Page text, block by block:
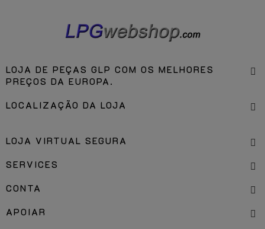
LOJA DE PEÇAS GLP COM OS MELHORES
PREÇOS DA EUROPA.
LOCALIZAÇÃO DA LOJA
LOJA VIRTUAL SEGURA
SERVICES
CONTA
APOIAR